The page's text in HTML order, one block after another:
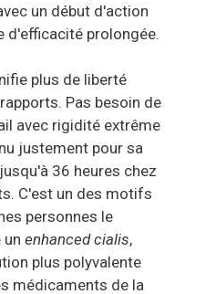
un début d'action
d'efficacité prolongée.
plus de liberté
Pas besoin de
avec rigidité extrême
justement pour sa
36 heures chez
C'est un des motifs
personnes le
enhanced cialis,
plus polyvalente
médicaments de la